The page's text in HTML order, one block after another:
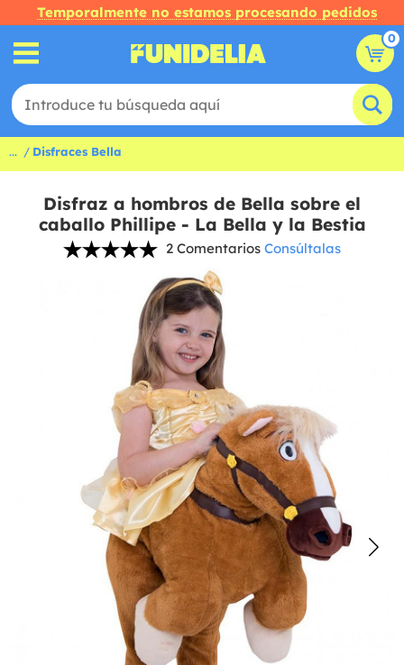
Temporalmente no estamos procesando pedidos
0
... Disfraces Bella
Disfraz a hombros de Bella sobre el
caballo Phillipe - La Bella y la Bestia
2 Comentarios Consúltalas